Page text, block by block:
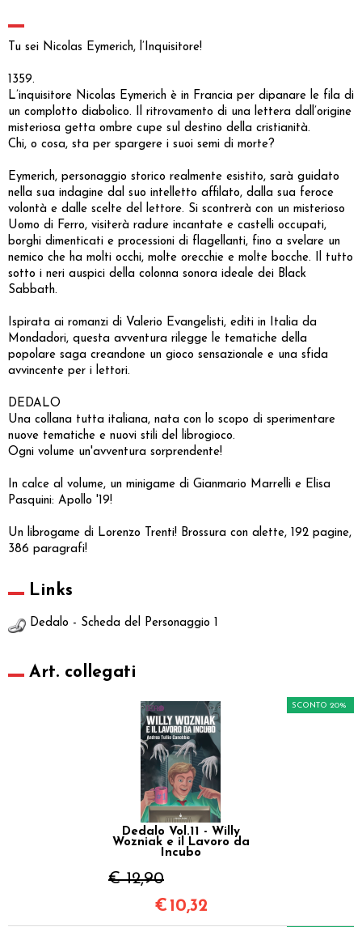
Tu sei Nicolas Eymerich, l’Inquisitore!
1359.
L’inquisitore Nicolas Eymerich è in Francia per dipanare le fila di
un complotto diabolico. Il ritrovamento di una lettera dall’origine
misteriosa getta ombre cupe sul destino della cristianità.
Chi, o cosa, sta per spargere i suoi semi di morte?
Eymerich, personaggio storico realmente esistito, sarà guidato
nella sua indagine dal suo intelletto affilato, dalla sua feroce
volontà e dalle scelte del lettore. Si scontrerà con un misterioso
Uomo di Ferro, visiterà radure incantate e castelli occupati,
borghi dimenticati e processioni di flagellanti, fino a svelare un
nemico che ha molti occhi, molte orecchie e molte bocche. Il tutto
sotto i neri auspici della colonna sonora ideale dei Black
Sabbath.
Ispirata ai romanzi di Valerio Evangelisti, editi in Italia da
Mondadori, questa avventura rilegge le tematiche della
popolare saga creandone un gioco sensazionale e una sfida
avvincente per i lettori.
DEDALO
Una collana tutta italiana, nata con lo scopo di sperimentare
nuove tematiche e nuovi stili del librogioco.
Ogni volume un'avventura sorprendente!
In calce al volume, un minigame di Gianmario Marrelli e Elisa
Pasquini: Apollo '19!
Un librogame di Lorenzo Trenti! Brossura con alette, 192 pagine,
386 paragrafi!
Links
Dedalo - Scheda del Personaggio 1
Art. collegati
Dedalo Vol.11 - Willy
Wozniak e il Lavoro da
Incubo
€ 12,90
SCONTO 20%
€ 10,32